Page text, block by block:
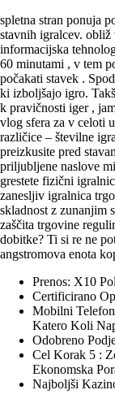
spletna stran ponuja
stavnih igralcev.
informacijska
60 minutami , v tem
počakati stavek .
ki izboljšajo igro.
k pravičnosti iger ,
vlog sfera za v celoti
različice – številne
preizkusite pred
priljubljene naslove
grestete fizični
zanesljiv igralnica
skladnost z zunanjim
zaščita trgovine
dobitke? Ti si re ne
angstromova enota
Prenos: X10
Certificirano
Mobilni
Katero Koli
Odobreno
Cel Korak 5 :
Ekonomska
Najboljši